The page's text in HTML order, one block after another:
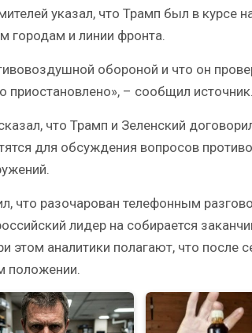
указал, что Трамп был в курсе
городам и линии фронта.
обороной и что он
приостановлено», – сообщил источник.
что Трамп и Зеленский
для обсуждения вопросов
что разочарован телефонным
лидер на собирается
этом аналитики полагают, что после
положении.